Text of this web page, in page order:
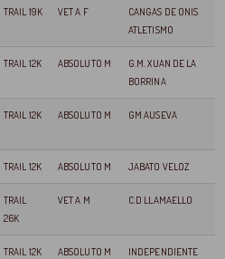
TRAIL 19K VET A F
CANGAS DE ONIS
ATLETISMO
TRAIL 12K ABSOLUTO M
G.M. XUAN DE LA
BORRINA
TRAIL 12K ABSOLUTO M GM AUSEVA
TRAIL 12K ABSOLUTO M JABATO VELOZ
TRAIL
26K
VET A M C.D LLAMAELLO
TRAIL 12K ABSOLUTO M INDEPENDIENTE